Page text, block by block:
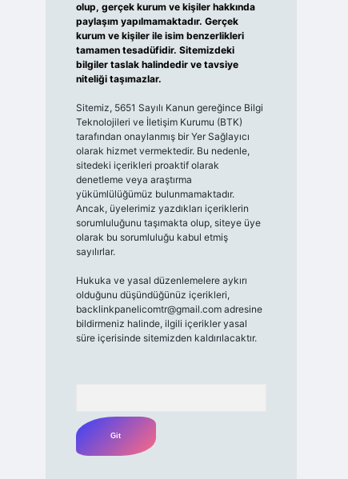
olup, gerçek kurum ve kişiler hakkında
paylaşım yapılmamaktadır. Gerçek
kurum ve kişiler ile isim benzerlikleri
tamamen tesadüfidir. Sitemizdeki
bilgiler taslak halindedir ve tavsiye
niteliği taşımazlar.
Sitemiz, 5651 Sayılı Kanun gereğince Bilgi
Teknolojileri ve İletişim Kurumu (BTK)
tarafından onaylanmış bir Yer Sağlayıcı
olarak hizmet vermektedir. Bu nedenle,
sitedeki içerikleri proaktif olarak
denetleme veya araştırma
yükümlülüğümüz bulunmamaktadır.
Ancak, üyelerimiz yazdıkları içeriklerin
sorumluluğunu taşımakta olup, siteye üye
olarak bu sorumluluğu kabul etmiş
sayılırlar.
Hukuka ve yasal düzenlemelere aykırı
olduğunu düşündüğünüz içerikleri,
backlinkpanelicomtr@gmail.comadresine
bildirmeniz halinde, ilgili içerikler yasal
süre içerisinde sitemizden kaldırılacaktır.